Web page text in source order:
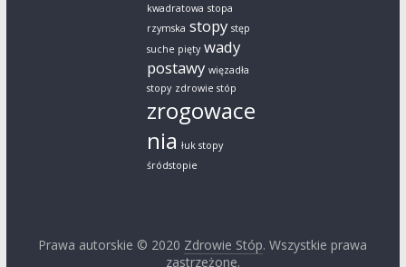
kwadratowa stopa
rzymska stopy stęp
suche pięty wady
postawy więzadła
stopy zdrowie stóp
zrogowace
nia łuk stopy
śródstopie
Prawa autorskie © 2020 Zdrowie Stóp. Wszystkie prawa
zastrzeżone.